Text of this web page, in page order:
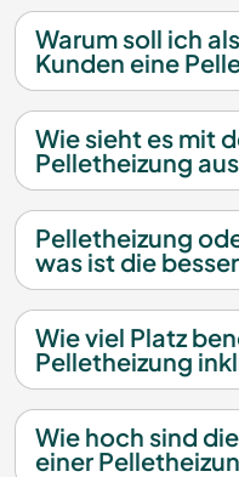
Warum soll ich
Kunden eine
Wie sieht es mit
Pelletheizung
Pelletheizung
was ist die
Wie viel Platz
Pelletheizung
Wie hoch sind
einer